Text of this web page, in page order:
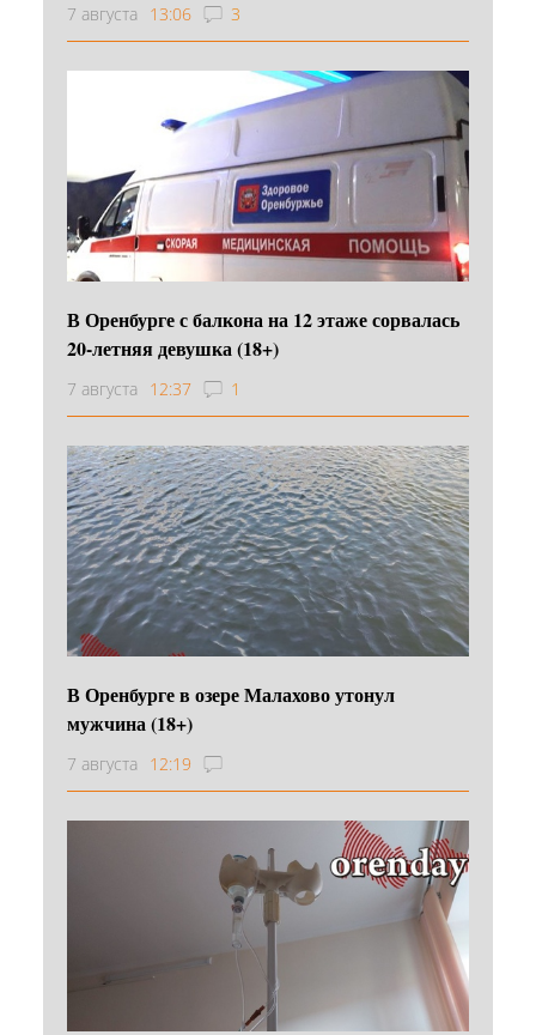
7 августа 13:06 3
В Оренбурге с балкона на 12 этаже сорвалась
20-летняя девушка (18+)
7 августа 12:37 1
В Оренбурге в озере Малахово утонул
мужчина (18+)
7 августа 12:19